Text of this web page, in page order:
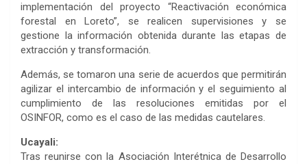
implementación del proyecto “Reactivación económica
forestal en Loreto”, se realicen supervisiones y se
gestione la información obtenida durante las etapas de
extracción y transformación.
Además, se tomaron una serie de acuerdos que permitirán
agilizar el intercambio de información y el seguimiento al
cumplimiento de las resoluciones emitidas por el
OSINFOR, como es el caso de las medidas cautelares.
Ucayali:
Tras reunirse con la Asociación Interétnica de Desarrollo